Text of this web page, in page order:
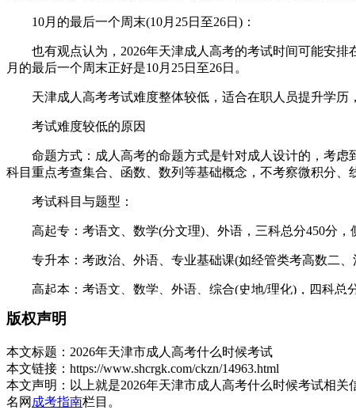
10月的最后一个周末(10月25日至26日)：
也有观点认为，2026年天津成人高考的考试时间可能安排
月的最后一个周末正好是10月25日至26日。
天津成人高考考试难度整体较低，适合在职人员提升学历
考试难度较低的原因
命题方式：成人高考的命题方式是针对成人设计的，考虑
科目重点考查集合、函数、数列等基础概念，不考察微积分、
考试科目与题型：
高起专：考语文、数学(分文理)、外语，三科总分450分，
专升本：考政治、外语、专业基础课(如经管类考高数二、
高起本：考语文、数学、外语、综合(史地/理化)，四科总
题型结构：客观题(选择题、填空题)占比约60%，主观题(简
录取分数与通过率：
录取分数：成人高考录取分数相对较低，考专科层次只需三
起专文史类分数线约130分，理工类约125分;专升本经管类约
版权声明
本文标题： 2026年天津市成人高考什么时候考试
本文链接： https://www.shcrgk.com/ckzn/14963.html
本文声明： 以上就是2026年天津市成人高考什么时候考试相
名网 成考指南栏目。